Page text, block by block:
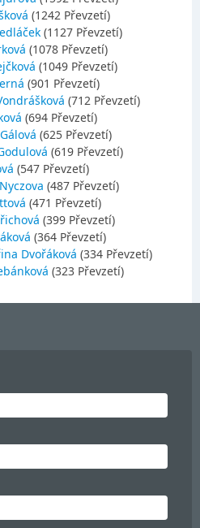
(1242 Převzetí)
(1127 Převzetí)
(1078 Převzetí)
(1049 Převzetí)
(901 Převzetí)
(712 Převzetí)
(694 Převzetí)
(625 Převzetí)
(619 Převzetí)
(547 Převzetí)
(487 Převzetí)
(471 Převzetí)
(399 Převzetí)
(364 Převzetí)
Dvořáková (334 Převzetí)
(323 Převzetí)